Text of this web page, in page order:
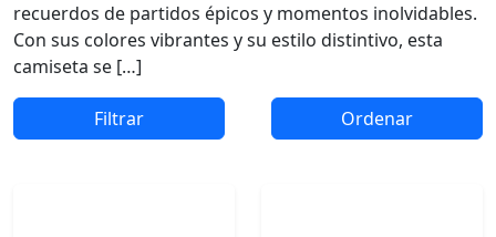
recuerdos de partidos épicos y momentos inolvidables.
Con sus colores vibrantes y su estilo distintivo, esta
camiseta se […]
Filtrar Ordenar